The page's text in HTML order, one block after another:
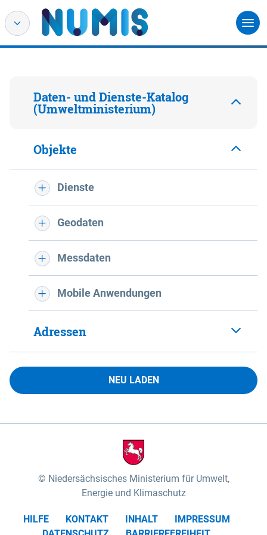
Daten- und Dienste-Katalog
(Umweltministerium)
Objekte
Dienste
Geodaten
Messdaten
Mobile Anwendungen
Adressen
NEU LADEN
Niedersächsisches Ministerium für Umwelt,
Energie und Klimaschutz
HILFE KONTAKT INHALT
IMPRESSUM